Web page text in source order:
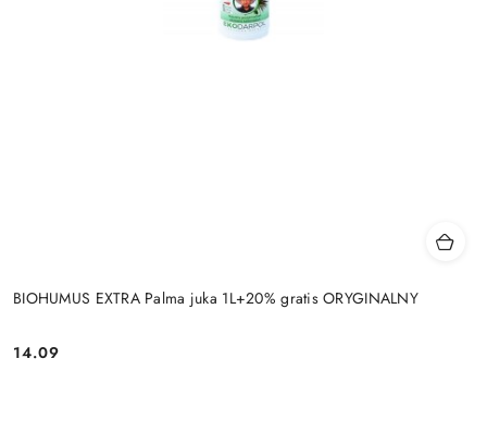
BIOHUMUS EXTRA Palma juka 1L+20% gratis ORYGINALNY
Cena:
14.09